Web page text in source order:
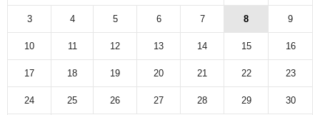
3 4 5 6 7 8 9
10 11 12 13 14 15 16
17 18 19 20 21 22 23
24 25 26 27 28 29 30